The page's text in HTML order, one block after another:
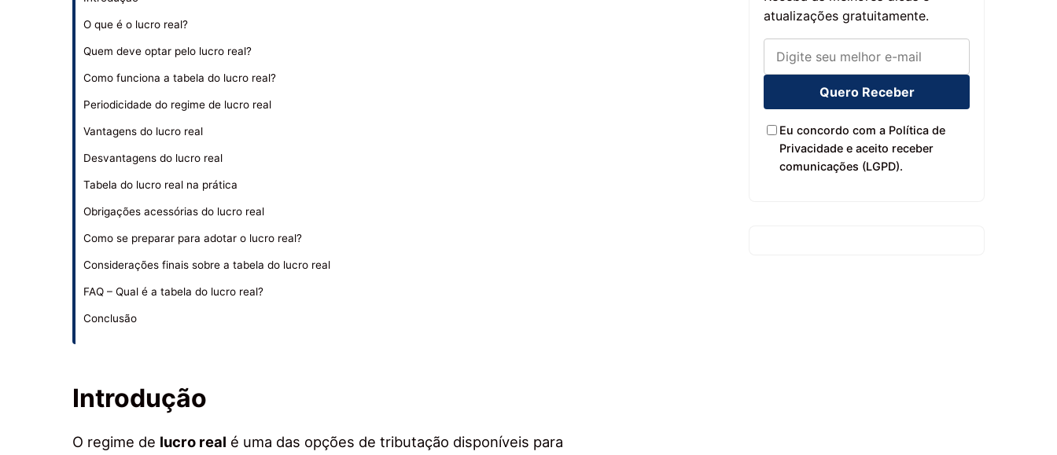
O que é o lucro real?
Quem deve optar pelo lucro real?
Como funciona a tabela do lucro real?
Periodicidade do regime de lucro real
Vantagens do lucro real
Desvantagens do lucro real
Tabela do lucro real na prática
Obrigações acessórias do lucro real
Como se preparar para adotar o lucro real?
Considerações finais sobre a tabela do lucro real
FAQ – Qual é a tabela do lucro real?
Conclusão
Introdução
O regime de lucro real é uma das opções de tributação disponíveis para
atualizações gratuitamente.
Quero Receber
Eu concordo com a Política de
Privacidade e aceito receber
comunicações (LGPD).